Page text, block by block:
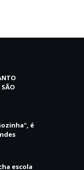
é
escola